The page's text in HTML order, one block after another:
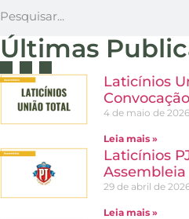
Últimas
Laticínios
4 de maio de 2026
Leia mais »
Laticínios
Assembleia
29 de abril de
Leia mais »